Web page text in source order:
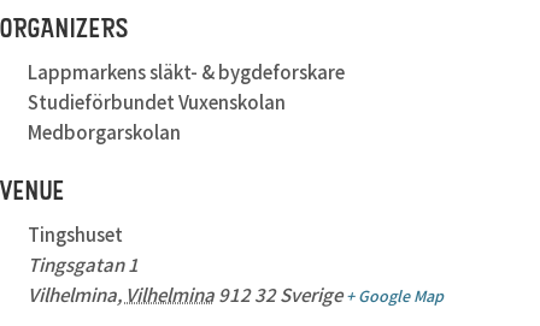
ORGANIZERS
Lappmarkens släkt- & bygdeforskare
Studieförbundet Vuxenskolan
Medborgarskolan
VENUE
Tingshuset
Tingsgatan 1
Vilhelmina, Vilhelmina 912 32 Sverige + Google Map